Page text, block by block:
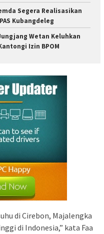
Segera Realisasikan
Kubangdeleg
Wetan Keluhkan
Izin BPOM
di Cirebon, Majalengka
di Indonesia,” kata Faa